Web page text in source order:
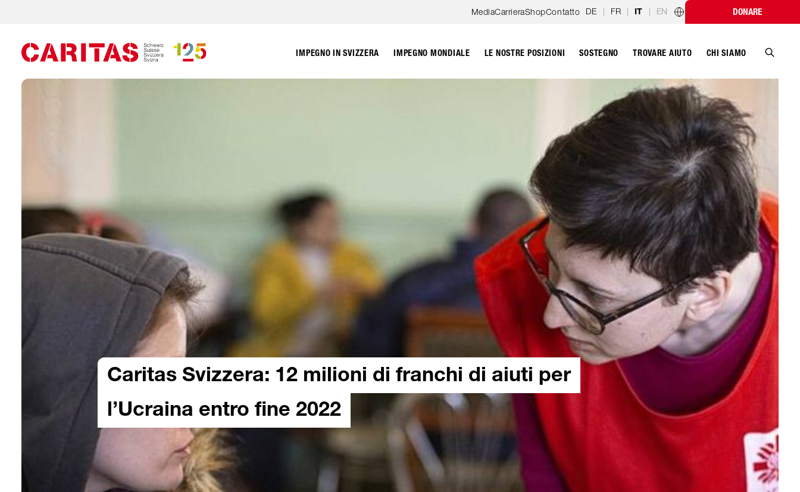
MediaCarrieraShopContatto DE | FR | IT | EN
Programmi nazionaliDONARE
IMPEGNO IN SVIZZERA IMPEGNO MONDIALE LE NOSTRE POSIZIONI SOSTEGNO TROVARE AIUTO CHI SIAMO
Caritas Svizzera: 12 milioni di franchi di aiuti per
l’Ucraina entro fine 2022